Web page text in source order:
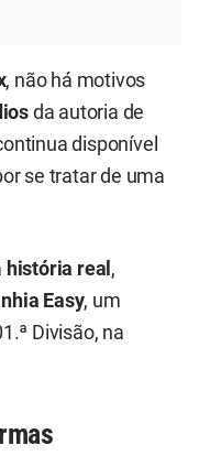
, não há motivos
da autoria de
disponível
se tratar de uma
história real ,
Easy, um
Divisão, na